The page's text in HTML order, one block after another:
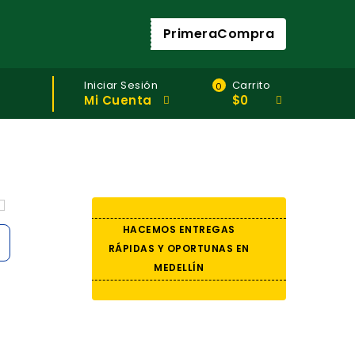
PrimeraCompra
Iniciar Sesión
Mi Cuenta
0 Carrito
$0
HACEMOS ENTREGAS
RÁPIDAS Y OPORTUNAS EN
MEDELLÍN